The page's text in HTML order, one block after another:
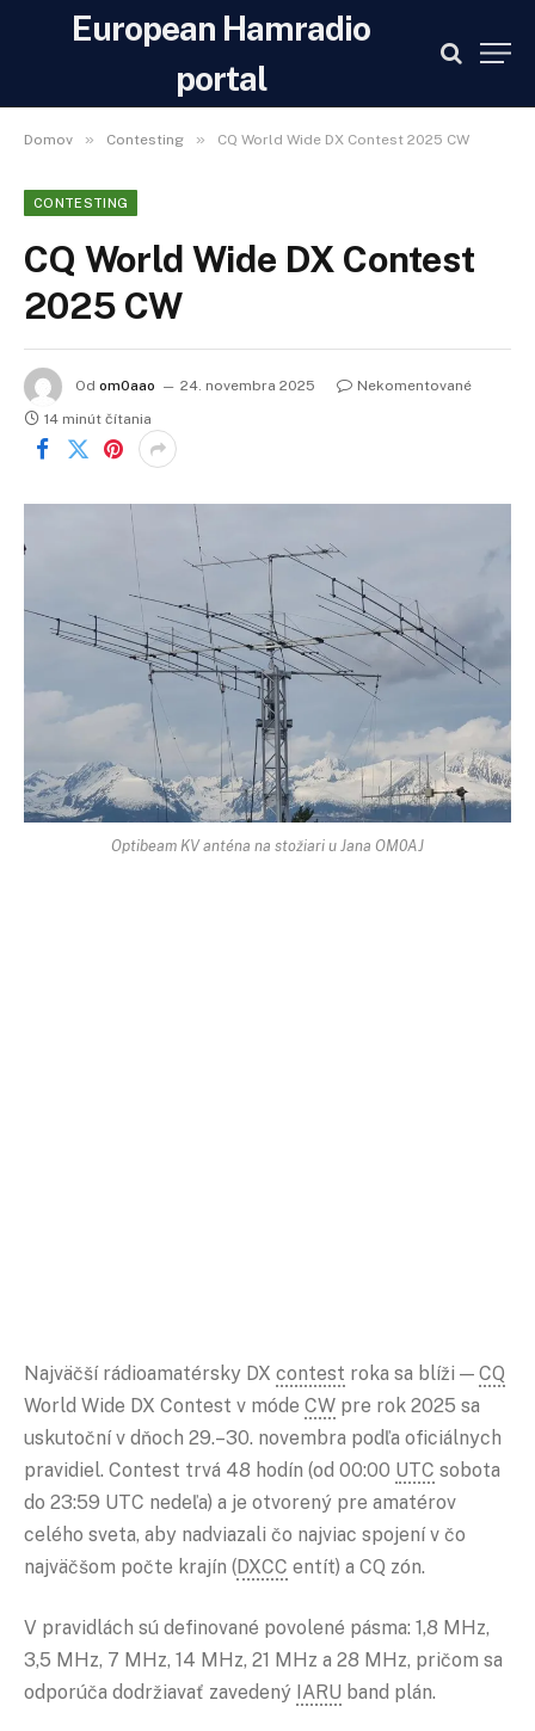
European Hamradio
portal
Domov » Contesting » CQ World Wide DX Contest 2025 CW
CONTESTING
CQ World Wide DX Contest
2025 CW
Od om0aao 24. novembra 2025
Nekomentované
14 minút čítania
Optibeam KV anténa na stožiari u Jana OM0AJ
Najväčší rádioamatérsky DX contest roka sa blíži — CQ
World Wide DX Contest v móde CW pre rok 2025 sa
uskutoční v dňoch 29.–30. novembra podľa oficiálnych
pravidiel. Contest trvá 48 hodín (od 00:00 UTC sobota
do 23:59 UTC nedeľa) a je otvorený pre amatérov
celého sveta, aby nadviazali čo najviac spojení v čo
najväčšom počte krajín (DXCC entít) a CQ zón.
V pravidlách sú definované povolené pásma: 1,8 MHz,
3,5 MHz, 7 MHz, 14 MHz, 21 MHz a 28 MHz, pričom sa
odporúča dodržiavať zavedený IARU band plán.